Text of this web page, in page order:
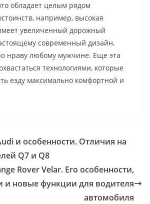
обладает целым рядом
например, высокая
увеличенный дорожный
современный дизайн,
нраву любому мужчине. Еще эта
технологиями, которые
езду максимально комфортной и
и особенности. Отличия на
Q7 и Q8
Rover Velar. Его особенности,
и новые функции для водителя
автомобиля